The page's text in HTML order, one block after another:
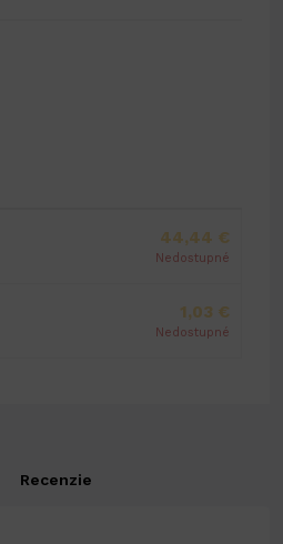
44,44 €
Nedostupné
1,03 €
Nedostupné
Recenzie